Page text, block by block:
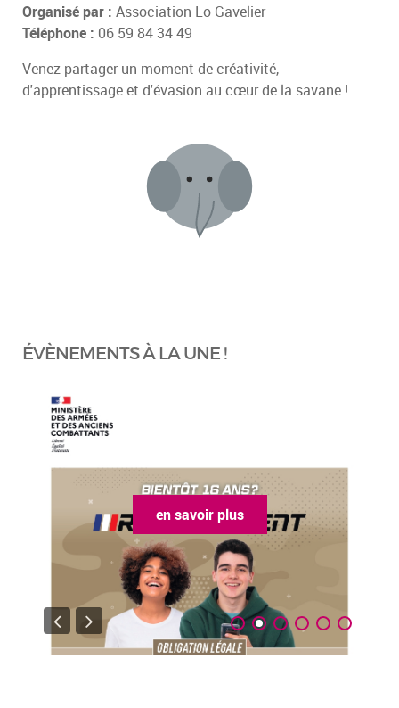
Organisé par : Association Lo Gavelier
Téléphone : 06 59 84 34 49
Venez partager un moment de créativité,
d'apprentissage et d'évasion au cœur de la savane !
ÉVÈNEMENTS À LA UNE !
en savoir plus